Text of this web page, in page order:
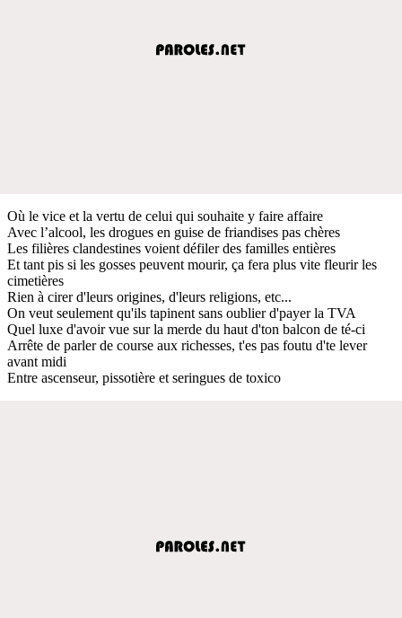
Où le vice et la vertu de celui qui souhaite y faire affaire
Avec l’alcool, les drogues en guise de friandises pas chères
Les filières clandestines voient défiler des familles entières
Et tant pis si les gosses peuvent mourir, ça fera plus vite fleurir les
cimetières
Rien à cirer d'leurs origines, d'leurs religions, etc...
On veut seulement qu'ils tapinent sans oublier d'payer la TVA
Quel luxe d'avoir vue sur la merde du haut d'ton balcon de té-ci
Arrête de parler de course aux richesses, t'es pas foutu d'te lever
avant midi
Entre ascenseur, pissotière et seringues de toxico